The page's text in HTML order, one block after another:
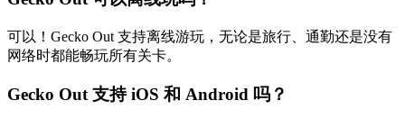
可以！Gecko Out 支持离线游玩，无论是旅行、通勤还是没有
网络时都能畅玩所有关卡。
Gecko Out 支持 iOS 和 Android 吗？